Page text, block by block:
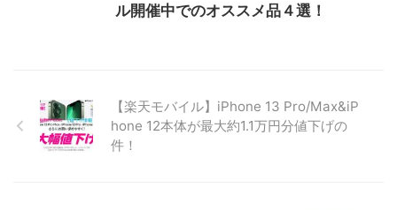
ル開催中でのオススメ品４選！
【楽天モバイル】iPhone 13 Pro/Max&iP
hone 12本体が最大約1.1万円分値下げの
件！